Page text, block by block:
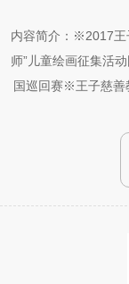
内容简介：※2017王
师”儿童绘画征集活
国巡回赛※王子慈